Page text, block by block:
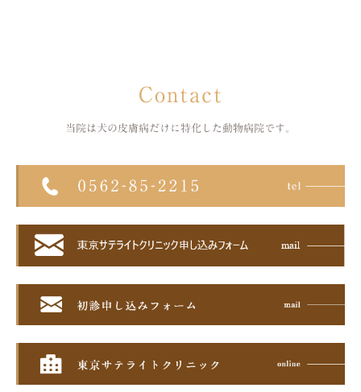
Contact
当院は犬の皮膚病だけに特化した 動物病院です。